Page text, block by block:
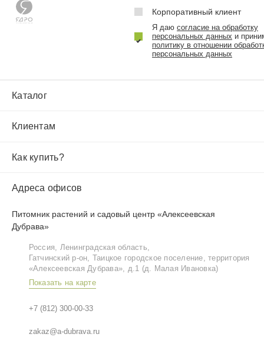
Каталог
Клиентам
Как купить?
Адреса офисов
Питомник растений и садовый центр «Алексеевская
Дубрава»
Россия, Ленинградская область,
Гатчинский р‑он, Таицкое городское поселение, территория
«Алексеевская Дубрава», д.1 (д. Малая Ивановка)
Показать на карте
+7 (812) 300-00-33
zakaz@a-dubrava.ru
Корпоративный клиент
Я даю согласие на обработку
персональных данных и
политику в отношении
персональных данных